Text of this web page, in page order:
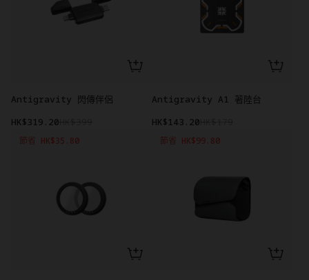
Antigravity 閃傳伴侶
HK$319.20
Antigravity A1 著陸台
HK$143.20
節省 HK$35.80 節省 HK$99.80